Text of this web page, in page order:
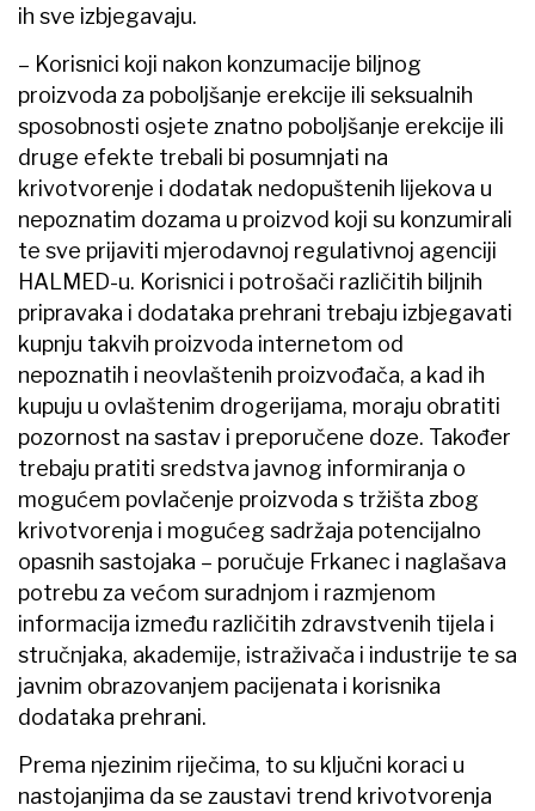
ih sve izbjegavaju.
– Korisnici koji nakon konzumacije biljnog
proizvoda za poboljšanje erekcije ili seksualnih
sposobnosti osjete znatno poboljšanje erekcije ili
druge efekte trebali bi posumnjati na
krivotvorenje i dodatak nedopuštenih lijekova u
nepoznatim dozama u proizvod koji su konzumirali
te sve prijaviti mjerodavnoj regulativnoj agenciji
HALMED-u. Korisnici i potrošači različitih biljnih
pripravaka i dodataka prehrani trebaju izbjegavati
kupnju takvih proizvoda internetom od
nepoznatih i neovlaštenih proizvođača, a kad ih
kupuju u ovlaštenim drogerijama, moraju obratiti
pozornost na sastav i preporučene doze. Također
trebaju pratiti sredstva javnog informiranja o
mogućem povlačenje proizvoda s tržišta zbog
krivotvorenja i mogućeg sadržaja potencijalno
opasnih sastojaka – poručuje Frkanec i naglašava
potrebu za većom suradnjom i razmjenom
informacija između različitih zdravstvenih tijela i
stručnjaka, akademije, istraživača i industrije te sa
javnim obrazovanjem pacijenata i korisnika
dodataka prehrani.
Prema njezinim riječima, to su ključni koraci u
nastojanjima da se zaustavi trend krivotvorenja